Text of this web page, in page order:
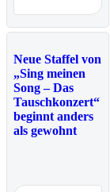
Neue Staffel von
„Sing meinen
Song – Das
Tauschkonzert“
beginnt anders
als gewohnt